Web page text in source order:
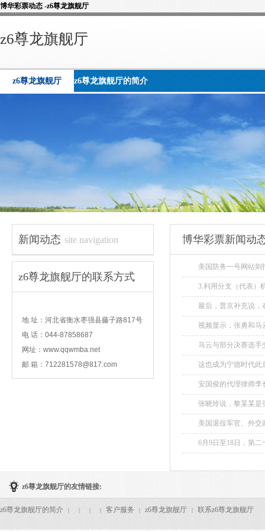
博华彩票动态 -z6尊龙旗舰厅
z6尊龙旗舰厅
z6尊龙旗舰厅 z6尊龙旗舰厅的简介
新闻动态 site navigation
z6尊龙旗舰厅的联系方式
地 址：河北省衡水枣强县藤子路817号
电 话：044-87858687
网址：www.qqwmba.net
邮 箱： 712281578@817.com
博华彩票新闻动
美国防务一号网站
亚进行空战。...
3.利用分支（代表）
最后，普京补充说
视频显示，张勇和马
马云与部分决赛选手
精心设计，考察的是
这也成为宁德时代此
势之一。...
安国俊的代理律师李
张晓玲说，黎某某是
回...
美国退役军官、外交
警告称，尽管目前要
应该在这个关键问题
6月9日至18日，第
z6尊龙旗舰厅的友情链接:
z6尊龙旗舰厅的简介 | | | | 客户服务 | z6尊龙旗舰厅 | 联系z6尊龙旗舰厅